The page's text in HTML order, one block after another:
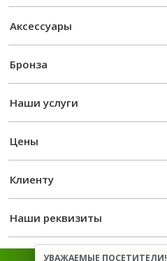
Аксессуары
Бронза
Наши услуги
Цены
Клиенту
Наши реквизиты
УВАЖАЕМЫЕ ПОСЕТИТЕЛИ!